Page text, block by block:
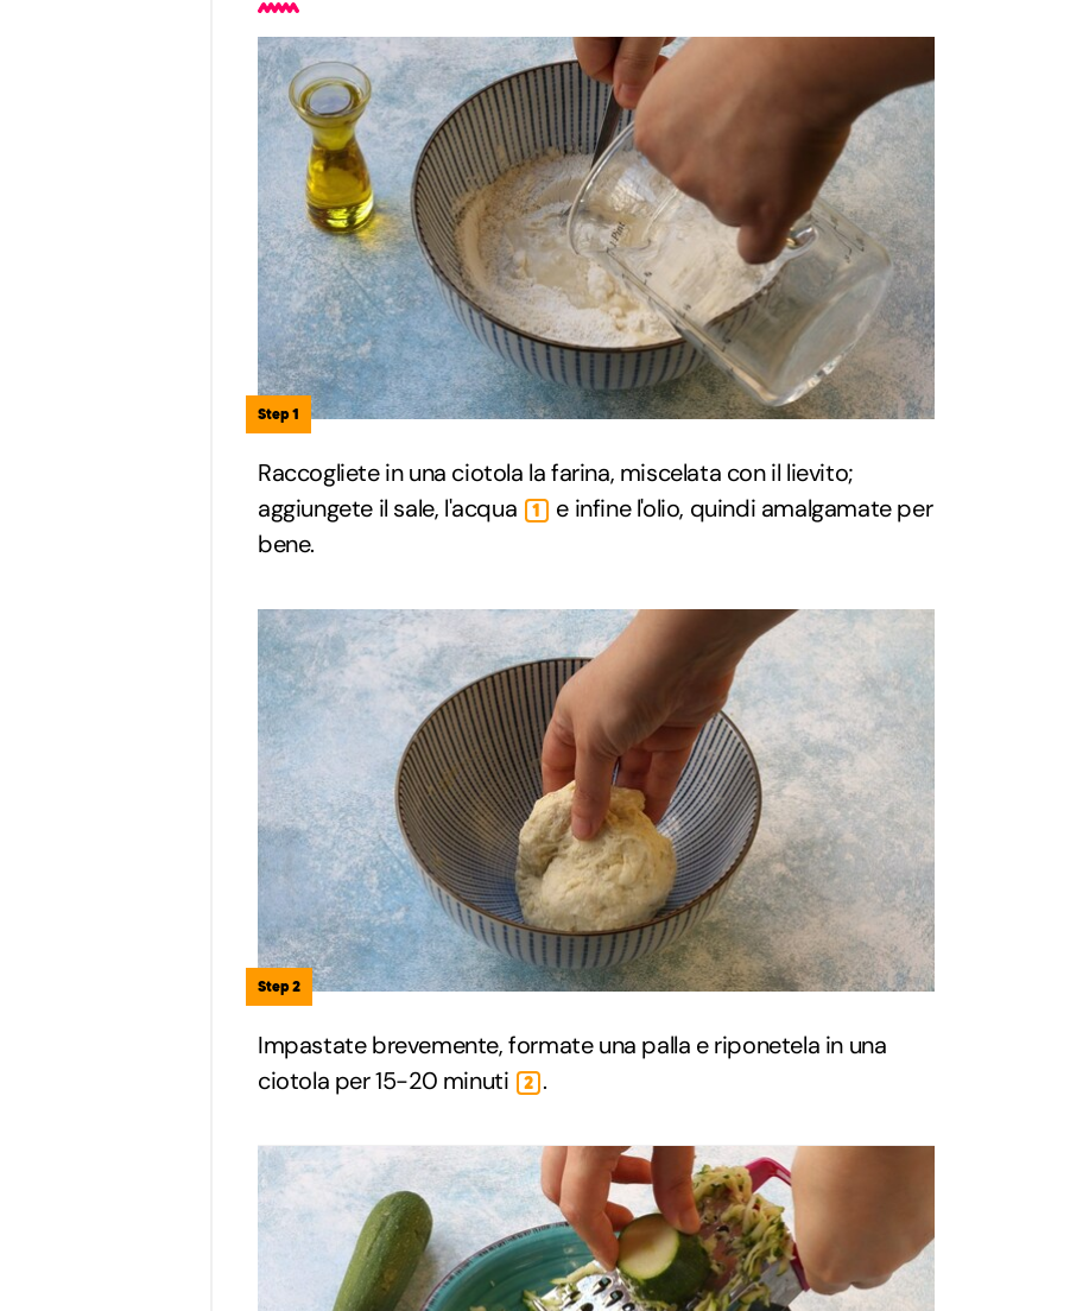
Step 1
Raccogliete in una ciotola la farina, miscelata con il lievito;
aggiungete il sale, l'acqua
1
e infine l'olio, quindi amalgamate per
bene.
Step 2
Impastate brevemente, formate una palla e riponetela in una
ciotola per 15-20 minuti
2 .